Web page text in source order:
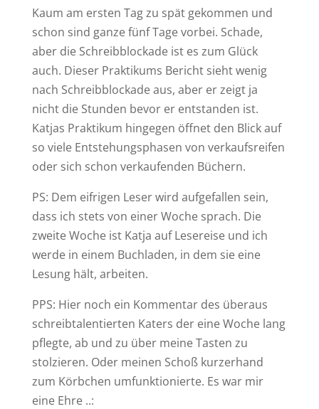
Kaum am ersten Tag zu spät gekommen und
schon sind ganze fünf Tage vorbei. Schade,
aber die Schreibblockade ist es zum Glück
auch. Dieser Praktikums Bericht sieht wenig
nach Schreibblockade aus, aber er zeigt ja
nicht die Stunden bevor er entstanden ist.
Katjas Praktikum hingegen öffnet den Blick auf
so viele Entstehungsphasen von verkaufsreifen
oder sich schon verkaufenden Büchern.
PS: Dem eifrigen Leser wird aufgefallen sein,
dass ich stets von einer Woche sprach. Die
zweite Woche ist Katja auf Lesereise und ich
werde in einem Buchladen, in dem sie eine
Lesung hält, arbeiten.
PPS: Hier noch ein Kommentar des überaus
schreibtalentierten Katers der eine Woche lang
pflegte, ab und zu über meine Tasten zu
stolzieren. Oder meinen Schoß kurzerhand
zum Körbchen umfunktionierte. Es war mir
eine Ehre ..: